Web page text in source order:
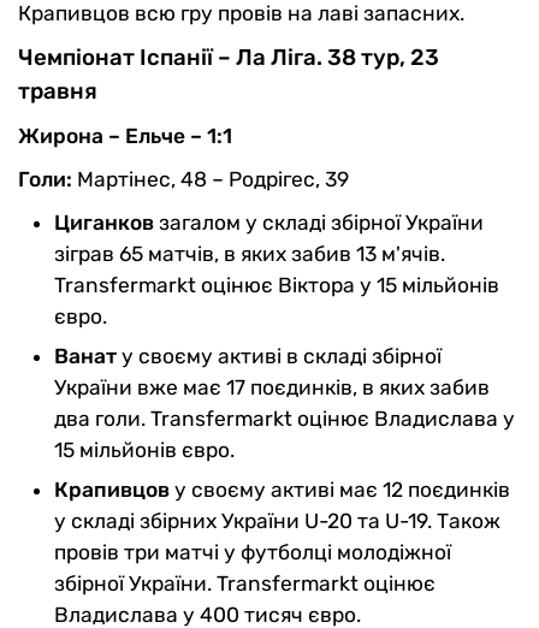
Крапивцов всю гру провів на лаві запасних.
Чемпіонат Іспанії – Ла Ліга. 38 тур, 23
травня
Жирона – Ельче – 1:1
Голи: Мартінес, 48 – Родрігес, 39
Циганков загалом у складі збірної України
зіграв 65 матчів, в яких забив 13 м'ячів.
Transfermarkt оцінює Віктора у 15 мільйонів
євро.
Ванат у своєму активі в складі збірної
України вже має 17 поєдинків, в яких забив
два голи. Transfermarkt оцінює Владислава у
15 мільйонів євро.
Крапивцов у своєму активі має 12 поєдинків
у складі збірних України U-20 та U-19. Також
провів три матчі у футболці молодіжної
збірної України. Transfermarkt оцінює
Владислава у 400 тисяч євро.